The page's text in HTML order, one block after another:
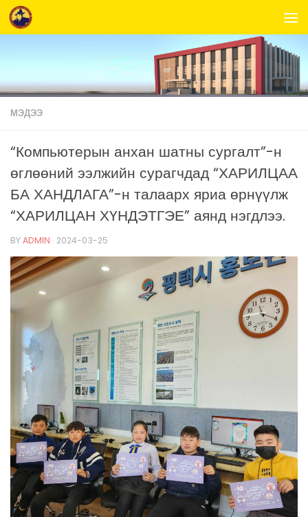
Skip to content
МЭДЭЭ
“Компьютерын анхан шатны сургалт”-н
өглөөний ээлжийн сурагчдад “ХАРИЛЦАА
БА ХАНДЛАГА”-н талаарх яриа өрнүүлж
“ХАРИЛЦАН ХҮНДЭТГЭЕ” аянд нэгдлээ.
BYADMIN · 2024-03-25